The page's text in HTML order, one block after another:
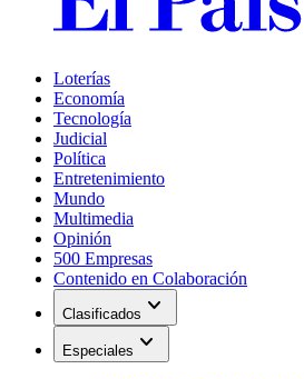
Loterías
Economía
Tecnología
Judicial
Política
Entretenimiento
Mundo
Multimedia
Opinión
500 Empresas
Contenido en Colaboración
Clasificados expand_more
Especiales expand_more